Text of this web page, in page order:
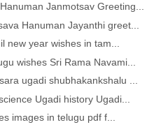
Janmotsav Greeting...
Hanuman Jayanthi greet...
new year wishes in tam...
wishes Sri Rama Navami...
ugadi shubhakankshalu ...
Ugadi history Ugadi...
images in telugu pdf f...